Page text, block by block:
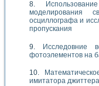
моделирования
осциллографа и
пропускания
Исследовние
фотоэлементов на
имитатора